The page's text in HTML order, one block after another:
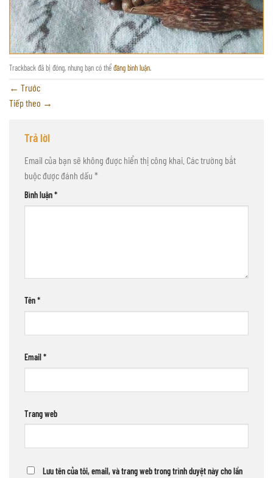
Trackback đã bị đóng, nhưng bạn có thểđăng bình luận.
← Trước
Tiếp theo →
Trả lời
Email của bạn sẽ không được hiển thị công khai. Các trường bắt
buộc được đánh dấu *
Bình luận*
Tên*
Email*
Trang web
Lưu tên của tôi, email, và trang web trong trình duyệt này cho lần